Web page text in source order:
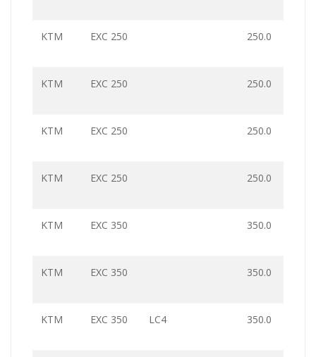
KTM EXC 250 250.0
KTM EXC 250 250.0
KTM EXC 250 250.0
KTM EXC 250 250.0
KTM EXC 350 350.0
KTM EXC 350 350.0
KTM EXC 350 LC4 350.0